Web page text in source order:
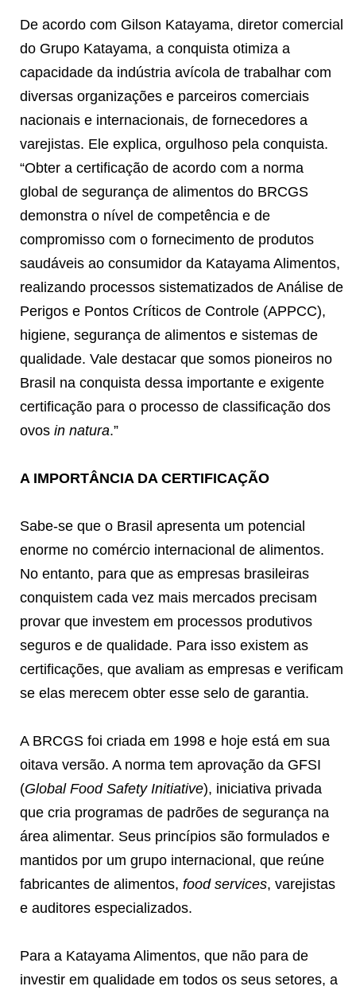
De acordo com Gilson Katayama, diretor comercial
do Grupo Katayama, a conquista otimiza a
capacidade da indústria avícola de trabalhar com
diversas organizações e parceiros comerciais
nacionais e internacionais, de fornecedores a
varejistas. Ele explica, orgulhoso pela conquista.
“Obter a certificação de acordo com a norma
global de segurança de alimentos do BRCGS
demonstra o nível de competência e de
compromisso com o fornecimento de produtos
saudáveis ao consumidor da Katayama Alimentos,
realizando processos sistematizados de Análise de
Perigos e Pontos Críticos de Controle (APPCC),
higiene, segurança de alimentos e sistemas de
qualidade. Vale destacar que somos pioneiros no
Brasil na conquista dessa importante e exigente
certificação para o processo de classificação dos
ovos in natura.”
A IMPORTÂNCIA DA CERTIFICAÇÃO
Sabe-se que o Brasil apresenta um potencial
enorme no comércio internacional de alimentos.
No entanto, para que as empresas brasileiras
conquistem cada vez mais mercados precisam
provar que investem em processos produtivos
seguros e de qualidade. Para isso existem as
certificações, que avaliam as empresas e verificam
se elas merecem obter esse selo de garantia.
A BRCGS foi criada em 1998 e hoje está em sua
oitava versão. A norma tem aprovação da GFSI
(Global Food Safety Initiative), iniciativa privada
que cria programas de padrões de segurança na
área alimentar. Seus princípios são formulados e
mantidos por um grupo internacional, que reúne
fabricantes de alimentos, food services, varejistas
e auditores especializados.
Para a Katayama Alimentos, que não para de
investir em qualidade em todos os seus setores, a